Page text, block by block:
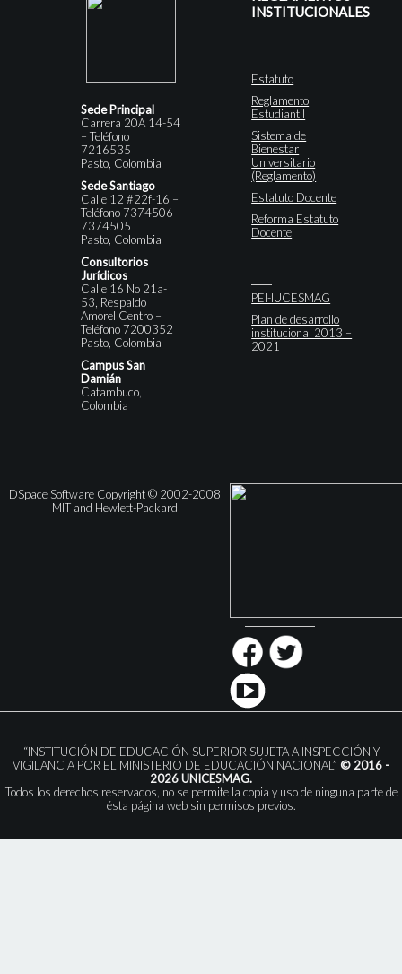
Sede Principal
Carrera 20A 14-54
– Teléfono
7216535
Pasto, Colombia
Sede Santiago
Calle 12 #22f-16 –
Teléfono 7374506-
7374505
Pasto, Colombia
Consultorios
Jurídicos
Calle 16 No 21a-
53, Respaldo
Amorel Centro –
Teléfono 7200352
Pasto, Colombia
Campus San
Damián
Catambuco,
Colombia
INSTITUCIONALES
Estatuto
Reglamento
Estudiantil
Sistema de
Bienestar
Universitario
(Reglamento)
Estatuto Docente
Reforma Estatuto
Docente
PEI-IUCESMAG
Plan de desarrollo
institucional 2013 –
2021
DSpace Software Copyright © 2002-2008
MIT and Hewlett-Packard
“INSTITUCIÓN DE EDUCACIÓN SUPERIOR SUJETA A INSPECCIÓN Y
VIGILANCIA POR EL MINISTERIO DE EDUCACIÓN NACIONAL” © 2016 -
2026 UNICESMAG.
Todos los derechos reservados, no se permite la copia y uso de ninguna parte de
ésta página web sin permisos previos.